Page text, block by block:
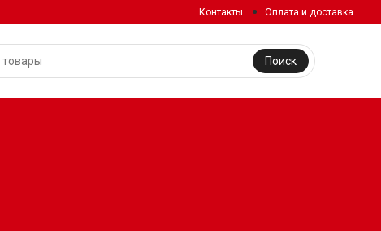
Контакты Оплата и доставка
Поиск